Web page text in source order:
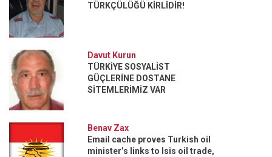
TÜRKÇÜLÜĞÜ KİRLİDİR!
Davut Kurun
TÜRKİYE SOSYALİST
GÜÇLERİNE DOSTANE
SİTEMLERİMİZ VAR
Benav Zax
Email cache proves Turkish oil
minister’s links to Isis oil trade,